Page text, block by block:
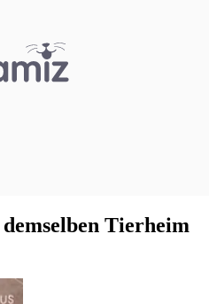
Tierheim